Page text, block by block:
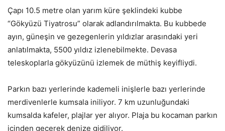
Çapı 10.5 metre olan yarım küre şeklindeki kubbe
“Gökyüzü Tiyatrosu” olarak adlandırılmakta. Bu kubbede
ayın, güneşin ve gezegenlerin yıldızlar arasındaki yeri
anlatılmakta, 5500 yıldız izlenebilmekte. Devasa
teleskoplarla gökyüzünü izlemek de müthiş keyifliydi.
Parkın bazı yerlerinde kademeli inişlerle bazı yerlerinde
merdivenlerle kumsala iniliyor. 7 km uzunluğundaki
kumsalda kafeler, plajlar yer alıyor. Plaja bu kocaman parkın
içinden geçerek denize gidiliyor.